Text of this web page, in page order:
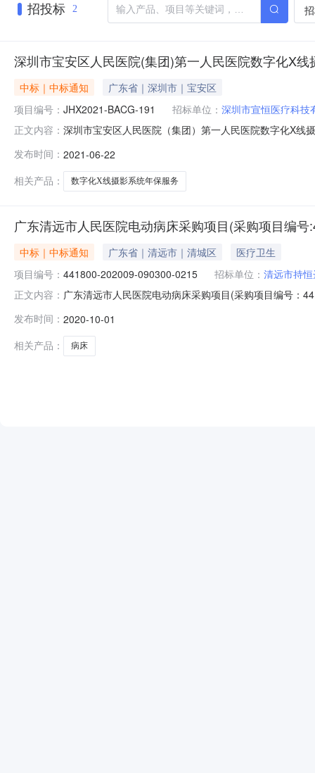
招投标 2
深圳市宝安区人民医院(集团)第一人民医院数字化X
中标｜中标通知
广东省｜深圳市｜宝安区
项目编号： JHX2021-BACG-191 招标单位： 深圳市宣恒医疗科技
正文内容： 深圳市宝安区人民医院（集团）第一人民医院数字化X线
如下：一、投标人名称、投标报价及资格性、符合性核
影系统年保服务深圳市宣恒医疗科
发布时间： 2021-06-22
相关产品：
数字化X线摄影系统年保服务
广东清远市人民医院电动病床采购项目(采购项目编
中标｜中标通知 广东省｜清远市｜清城区
医疗卫生
项目编号： 441800-202009-090300-0215 招标单位： 清远市持
正文内容： 广东清远市人民医院电动病床采购项目(采购项目编号：
一、项目编号（或招标编号、政府采购计划编号、采购
发布时间： 2020-10-01
相关产品：
病床